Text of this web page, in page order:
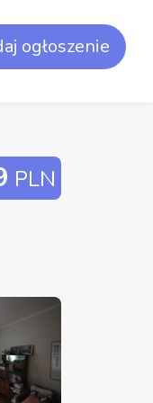
ogłoszenie
PLN